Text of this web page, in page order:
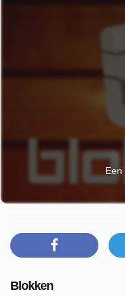
Een
Blokken